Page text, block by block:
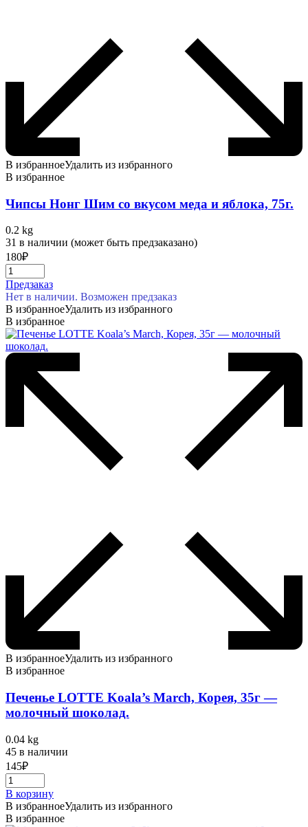
В избранноеУдалить из избранного
В избранное
Чипсы Нонг Шим со вкусом меда и яблока, 75г.
0.2 kg
31 в наличии (может быть предзаказано)
180₽
Предзаказ
Нет в наличии. Возможен предзаказ
В избранноеУдалить из избранного
В избранное
В избранноеУдалить из избранного
В избранное
Печенье LOTTE Koala’s March, Корея, 35г —
молочный шоколад.
0.04 kg
45 в наличии
145₽
В корзину
В избранноеУдалить из избранного
В избранное